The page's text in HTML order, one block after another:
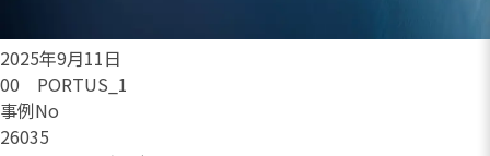
2025年9月11日
00 PORTUS_1
事例No
26035